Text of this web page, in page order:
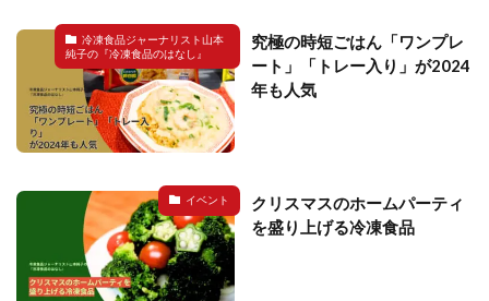
冷凍食品ジャーナリスト山本
純子の『冷凍食品のはなし』
究極の時短ごはん「ワンプレ
ート」「トレー入り」が2024
年も人気
イベント
クリスマスのホームパーティ
を盛り上げる冷凍食品